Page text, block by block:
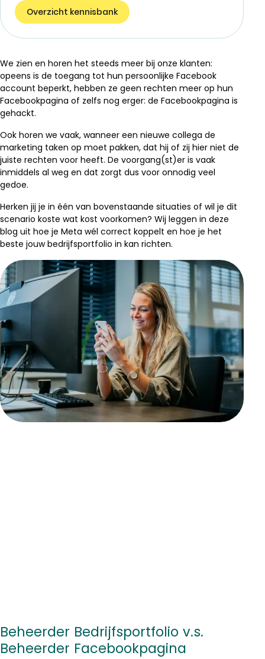
We zien en horen het steeds meer bij onze klanten:
opeens is de toegang tot hun persoonlijke Facebook
account beperkt, hebben ze geen rechten meer op hun
Facebookpagina of zelfs nog erger: de Facebookpagina is
gehackt.
Ook horen we vaak, wanneer een nieuwe collega de
marketing taken op moet pakken, dat hij of zij hier niet de
juiste rechten voor heeft. De voorgang(st)er is vaak
inmiddels al weg en dat zorgt dus voor onnodig veel
gedoe.
Herken jij je in één van bovenstaande situaties of wil je dit
scenario koste wat kost voorkomen? Wij leggen in deze
blog uit hoe je Meta wél correct koppelt en hoe je het
beste jouw bedrijfsportfolio in kan richten.
Overzicht kennisbank
Beheerder Bedrijfsportfolio v.s.
Beheerder Facebookpagina